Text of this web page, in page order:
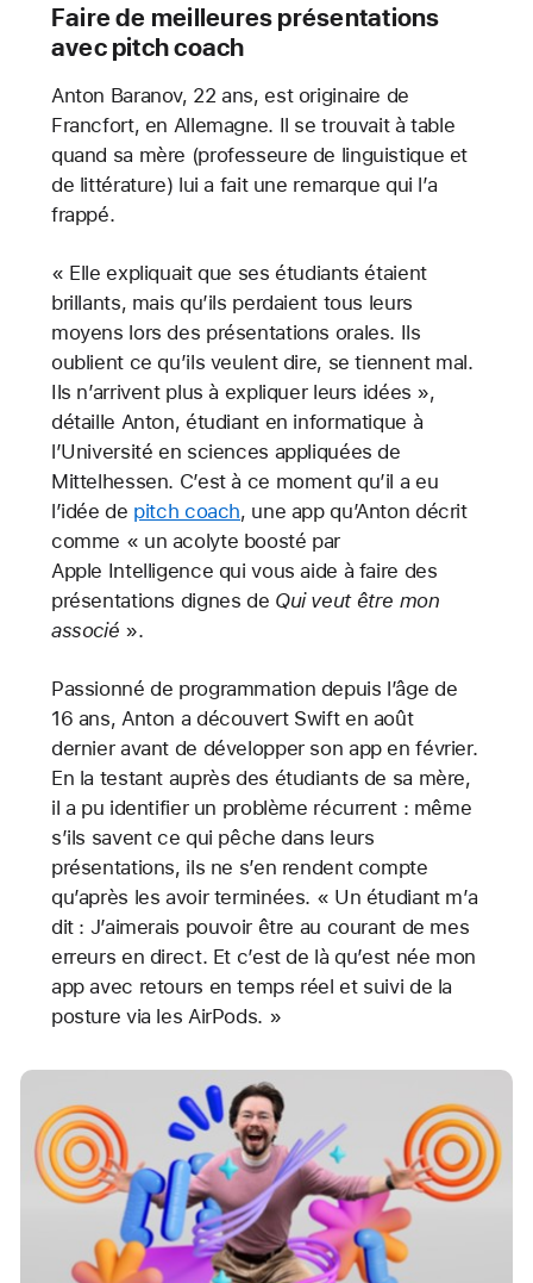
Faire de meilleures présentations
avec pitch coach
Anton Baranov, 22 ans, est originaire de
Francfort, en Allemagne. Il se trouvait à table
quand sa mère (professeure de linguistique et
de littérature) lui a fait une remarque qui l’a
frappé.
« Elle expliquait que ses étudiants étaient
brillants, mais qu’ils perdaient tous leurs
moyens lors des présentations orales. Ils
oublient ce qu’ils veulent dire, se tiennent mal.
Ils n’arrivent plus à expliquer leurs idées »,
détaille Anton, étudiant en informatique à
l’Université en sciences appliquées de
Mittelhessen. C’est à ce moment qu’il a eu
l’idée de pitch coach, une app qu’Anton décrit
comme « un acolyte boosté par
Apple Intelligence qui vous aide à faire des
présentations dignes de Qui veut être mon
associé ».
Passionné de programmation depuis l’âge de
16 ans, Anton a découvert Swift en août
dernier avant de développer son app en février.
En la testant auprès des étudiants de sa mère,
il a pu identifier un problème récurrent : même
s’ils savent ce qui pêche dans leurs
présentations, ils ne s’en rendent compte
qu’après les avoir terminées. « Un étudiant m’a
dit : J’aimerais pouvoir être au courant de mes
erreurs en direct. Et c’est de là qu’est née mon
app avec retours en temps réel et suivi de la
posture via les AirPods. »